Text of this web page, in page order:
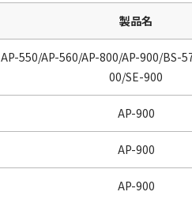
製品名
AP-550/AP-560/AP-800/AP-900/BS-
00/SE-900
AP-900
AP-900
AP-900